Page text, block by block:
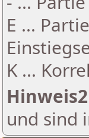
E ...
K ...
Hinweis2
und sind